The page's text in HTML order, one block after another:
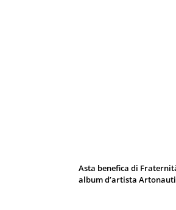
Asta benefica di
album d’artista